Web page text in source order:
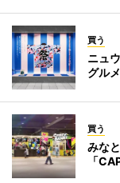
買う
ニュ
グル
買う
みな
「